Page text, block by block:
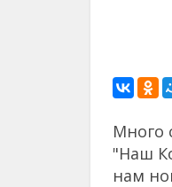
Много
"Наш
нам